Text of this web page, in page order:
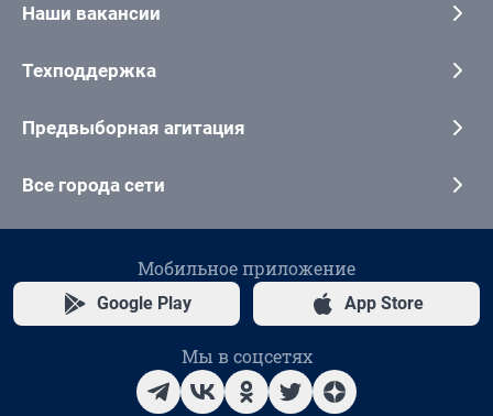
Наши вакансии
Техподдержка
Предвыборная агитация
Все города сети
Мобильное приложение
Google Play App Store
Мы в соцсетях